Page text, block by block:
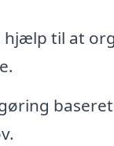
hjælp til at